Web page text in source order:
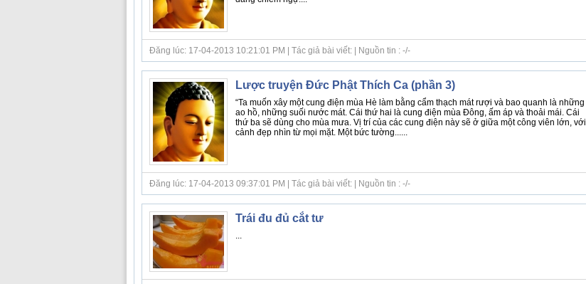
Đăng lúc: 17-04-2013 10:21:01 PM | Tác giả bài viết: | Nguồn tin : -/-
Lược truyện Đức Phật Thích Ca (phần 3)
“Ta muốn xây một cung điện mùa Hè làm bằng cẩm thạch mát rượi và bao quanh là những
ao hồ, những suối nước mát. Cái thứ hai là cung điện mùa Đông, ấm áp và thoải mái. Cái
thứ ba sẽ dùng cho mùa mưa. Vị trí của các cung điện này sẽ ở giữa một công viên lớn, với
cảnh đẹp nhìn từ mọi mặt. Một bức tường......
Đăng lúc: 17-04-2013 09:37:01 PM | Tác giả bài viết: | Nguồn tin : -/-
Trái đu đủ cắt tư